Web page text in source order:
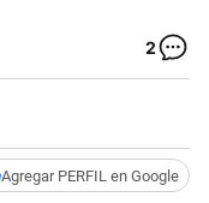
2
Agregar PERFIL en Google